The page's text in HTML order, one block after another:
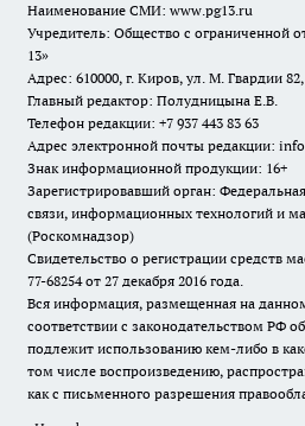
Наименование СМИ: www.pg13.ru
Учредитель: Общество с ограниченной
13»
Адрес: 610000, г. Киров, ул. М. Гвардии
Главный редактор: Полудницына Е.В.
Телефон редакции: +7 937 443 83 63
Адрес электронной почты редакции:
Знак информационной продукции: 16+
Зарегистрировавший орган:
связи, информационных технологий и
(Роскомнадзор)
Свидетельство о регистрации средств
77-68254 от 27 декабря 2016 года.
Вся информация, размещенная на
соответствии с законодательством РФ
подлежит использованию кем-либо в
том числе воспроизведению,
как с письменного разрешения